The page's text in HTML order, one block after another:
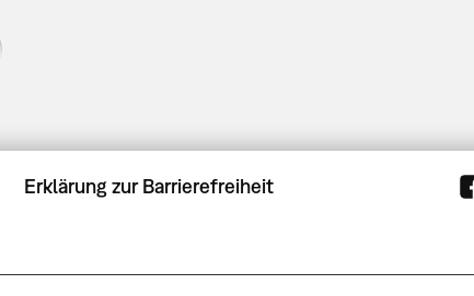
Erklärung zur Barrierefreiheit